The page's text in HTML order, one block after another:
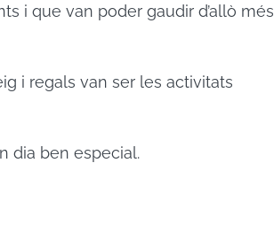
i que van poder gaudir d’allò més
i regals van ser les activitats
dia ben especial.